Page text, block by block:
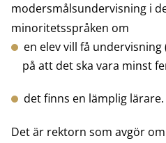
modersmålsundervisning i
minoritetsspråken om
en elev vill få
på att det ska vara minst
det finns en lämplig lärare.
Det är rektorn som avgör